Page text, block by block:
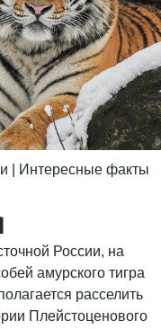
| Интересные факты
России, на
амурского тигра
расселить
Плейстоценового